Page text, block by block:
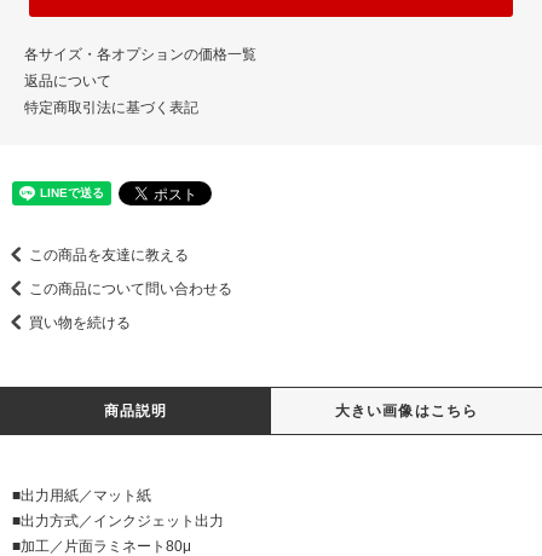
各サイズ・各オプションの価格一覧
返品について
特定商取引法に基づく表記
この商品を友達に教える
この商品について問い合わせる
買い物を続ける
商品説明 大きい画像はこちら
■出力用紙／マット紙
■出力方式／インクジェット出力
■加工／片面ラミネート80μ